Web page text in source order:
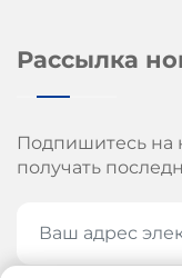
Рассылка
Подпишитесь на
получать